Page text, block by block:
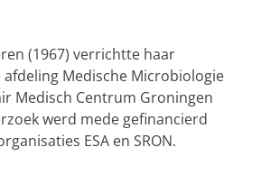
(1967) verrichtte haar
Medische Microbiologie
Medisch Centrum Groningen
werd mede gefinancierd
ESA en SRON.